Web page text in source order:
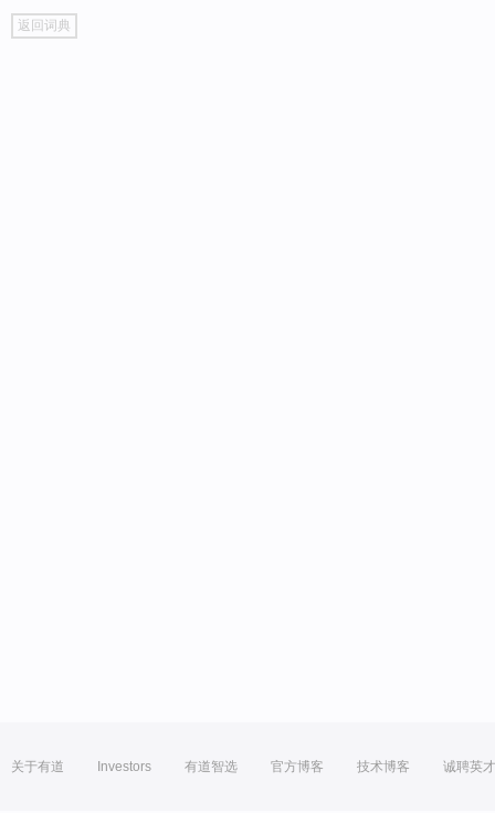
go
top
返回词典
关于有道 Investors 有道智选 官方博客 技术博客 诚聘英才